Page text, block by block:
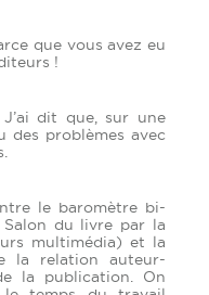
que vous avez eu
!
dit que, sur une
des problèmes avec
le baromètre bi-
du livre par la
multimédia) et la
la relation auteur-
la publication. On